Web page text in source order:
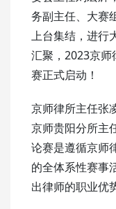
务副主任、大赛
上台集结，进行
汇聚，2023京师
赛正式启动！
京师律所主任张
京师贵阳分所主
论赛是遵循京师
的全体系性赛事
出律师的职业优